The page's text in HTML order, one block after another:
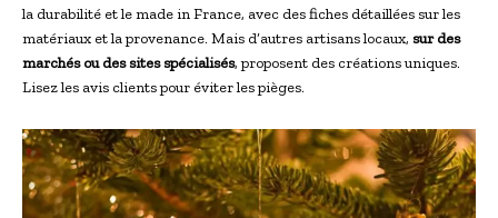
la durabilité et le made in France, avec des fiches détaillées sur les
matériaux et la provenance. Mais d’autres artisans locaux, sur des
marchés ou des sites spécialisés, proposent des créations uniques.
Lisez les avis clients pour éviter les pièges.